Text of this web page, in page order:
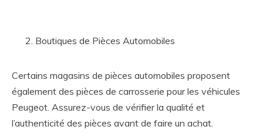
Boutiques de Pièces Automobiles
Certains magasins de pièces automobiles proposent
également des pièces de carrosserie pour les véhicules
Peugeot. Assurez-vous de vérifier la qualité et
l’authenticité des pièces avant de faire un achat.